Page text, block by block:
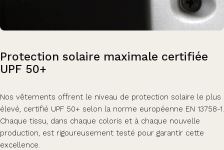
Protection solaire maximale certifiée
UPF 50+
Nos vêtements offrent le niveau de protection solaire le plus
élevé, certifié UPF 50+ selon la norme européenne EN 13758-1.
Chaque tissu, dans chaque coloris et à chaque nouvelle
production, est rigoureusement testé pour garantir cette
excellence.